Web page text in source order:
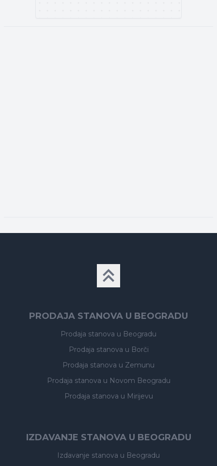
PRODAJA STANOVA U BEOGRADU
Prodaja stanova u Beogradu
Prodaja stanova u Borči
Prodaja stanova u Zemunu
Prodaja stanova u Novom Beogradu
Prodaja stanova u Mirijevu
IZDAVANJE STANOVA U BEOGRADU
Izdavanje stanova u Beogradu